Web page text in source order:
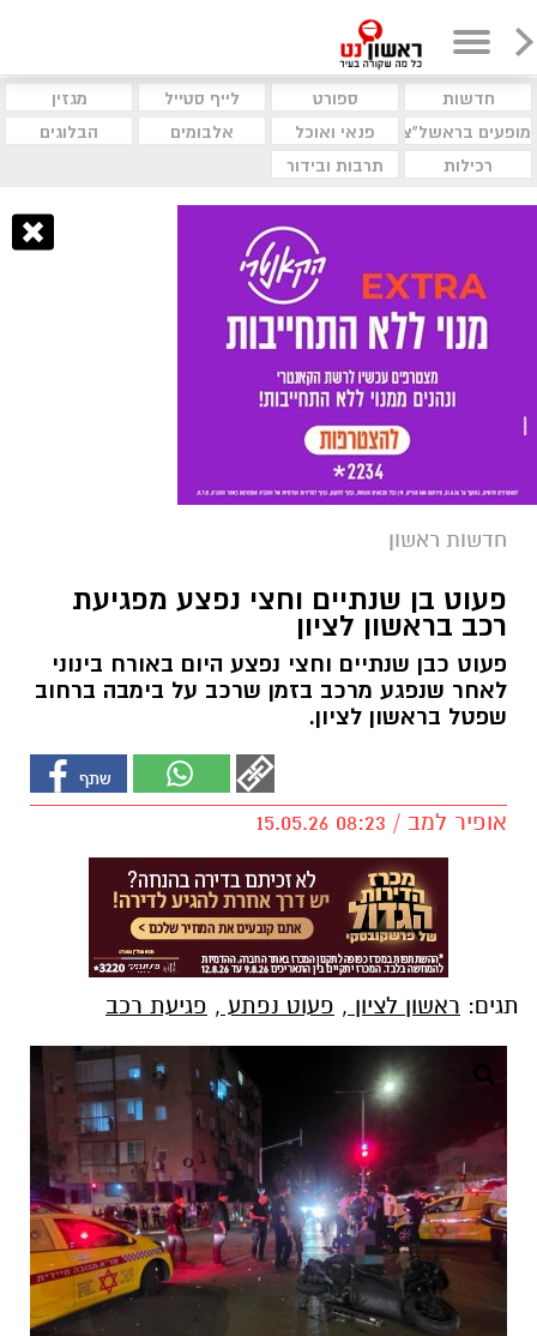
חדשות ספורט לייף סטייל
מגזין
מופעים בראשל"צ
פנאי ואוכל אלבומים
הבלוגים
רכילות
תרבות ובידור
חדשות ראשון
פעוט בן שנתיים וחצי נפצע מפגיעת
רכב בראשון לציון
פעוט כבן שנתיים וחצי נפצע היום באורח בינוני
לאחר שנפגע מרכב בזמן שרכב על בימבה ברחוב
שפטל בראשון לציון.
אופיר למב / 08:23 15.05.26
תגים: ראשון לציון , פעוט נפתע , פגיעת רכב